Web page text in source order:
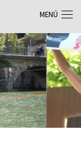
MENÚ